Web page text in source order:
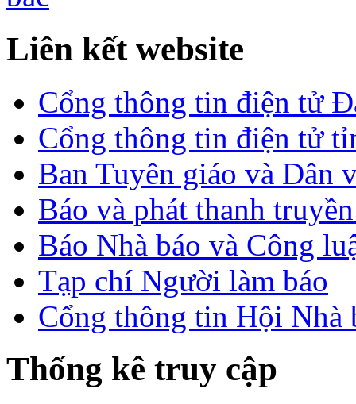
Liên kết website
Cổng thông tin điện tử
Cổng thông tin điện tử
Ban Tuyên giáo và Dân
Báo và phát thanh
Báo Nhà báo và Công
Tạp chí Người làm báo
Cổng thông tin Hội Nhà
Thống kê truy cập